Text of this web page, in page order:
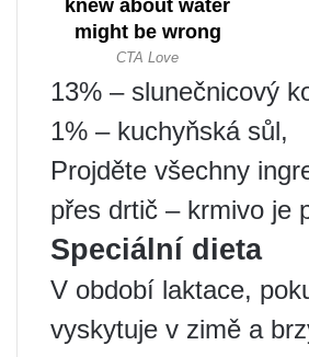
13% – slunečnicový
1% – kuchyňská sůl,
Projděte všechny
přes drtič – krmivo je
Speciální dieta
V období laktace,
vyskytuje v zimě a